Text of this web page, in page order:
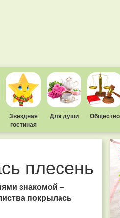
Звездная
гостиная
Для души Общество
плесень
знакомой –
покрылась